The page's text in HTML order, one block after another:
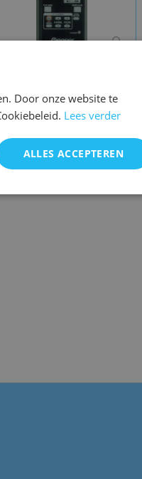
vxx3208
Door onze website te
Lees verder
ALLES ACCEPTEREN